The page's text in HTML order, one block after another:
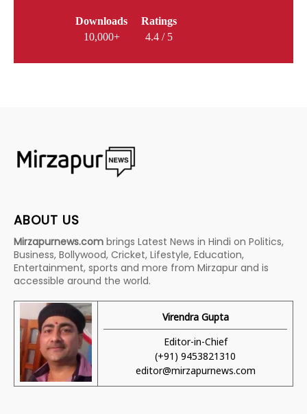
Downloads
10,000+
Ratings
4.4 / 5
ABOUT US
Mirzapurnews.com brings Latest News in Hindi on Politics,
Business, Bollywood, Cricket, Lifestyle, Education,
Entertainment, sports and more from Mirzapur and is
accessible around the world.
Virendra Gupta
Editor-in-Chief
(+91) 9453821310
editor@mirzapurnews.com